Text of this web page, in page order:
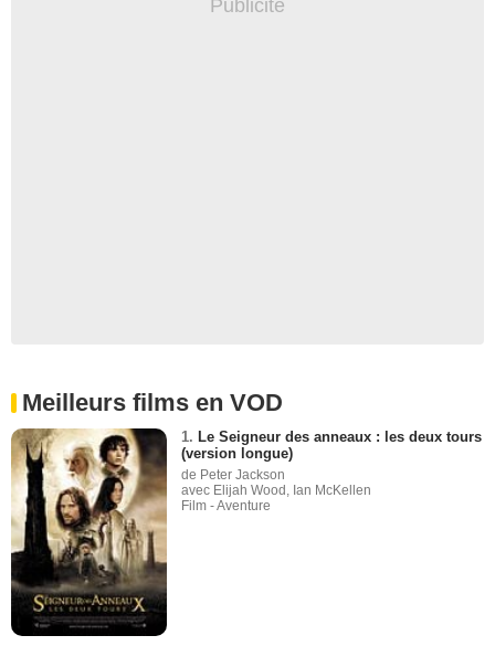
Meilleurs films en VOD
1. Le Seigneur des anneaux : les deux tours
(version longue)
de Peter Jackson
avec Elijah Wood, Ian McKellen
Film - Aventure